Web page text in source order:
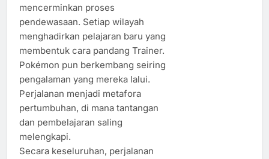
mencerminkan proses
pendewasaan. Setiap wilayah
menghadirkan pelajaran baru yang
membentuk cara pandang Trainer.
Pokémon pun berkembang seiring
pengalaman yang mereka lalui.
Perjalanan menjadi metafora
pertumbuhan, di mana tantangan
dan pembelajaran saling
melengkapi.
Secara keseluruhan, perjalanan